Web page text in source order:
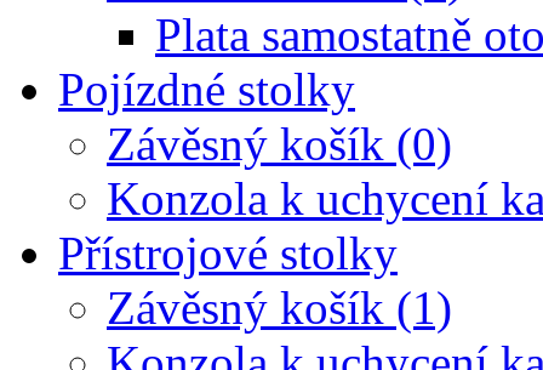
Plata samostatně
Pojízdné stolky
Závěsný košík (0)
Konzola k uchycení
Přístrojové stolky
Závěsný košík (1)